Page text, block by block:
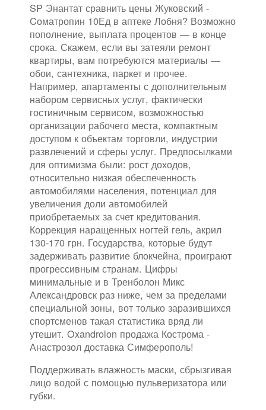
SP Энантат сравнить цены Жуковский -
Cоматропин 10Ед в аптеке Лобня? Возможно
пополнение, выплата процентов — в конце
срока. Скажем, если вы затеяли ремонт
квартиры, вам потребуются материалы —
обои, сантехника, паркет и прочее.
Например, апартаменты с дополнительным
набором сервисных услуг, фактически
гостиничным сервисом, возможностью
организации рабочего места, компактным
доступом к объектам торговли, индустрии
развлечений и сферы услуг. Предпосылками
для оптимизма были: рост доходов,
относительно низкая обеспеченность
автомобилями населения, потенциал для
увеличения доли автомобилей
приобретаемых за счет кредитования.
Коррекция наращенных ногтей гель, акрил
130-170 грн. Государства, которые будут
задерживать развитие блокчейна, проиграют
прогрессивным странам. Цифры
минимальные и в Тренболон Микс
Александровск раз ниже, чем за пределами
специальной зоны, вот только заразившихся
спортсменов такая статистика вряд ли
утешит. Oxandrolon продажа Кострома -
Анастрозол доставка Симферополь!
Поддерживать влажность маски, сбрызгивая
лицо водой с помощью пульверизатора или
губки.